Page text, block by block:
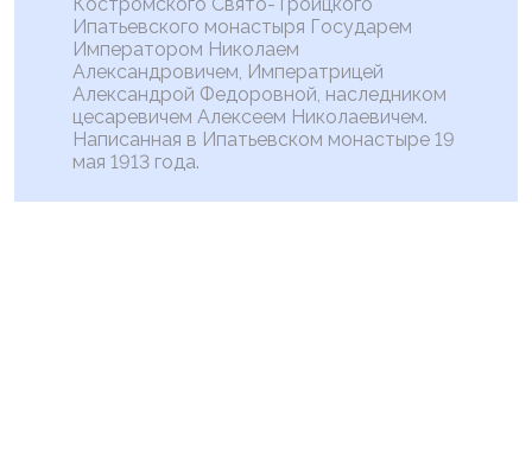
Костромского Свято-Троицкого
Ипатьевского монастыря Государем
Императором Николаем
Александровичем, Императрицей
Александрой Федоровной, наследником
цесаревичем Алексеем Николаевичем.
Написанная в Ипатьевском монастыре 19
мая 1913 года.